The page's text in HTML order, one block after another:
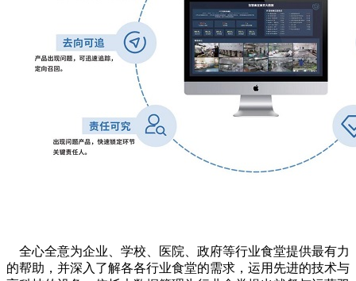
全心全意为企业、学校、医院、政府等行业食堂提供最有力
的帮助，并深入了解各各行业食堂的需求，运用先进的技术与